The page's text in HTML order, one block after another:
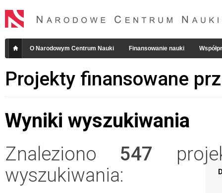
O Narodowym Centrum Nauki Finansowanie nauki
Projekty finansowane
Wyniki wyszukiwania
Znaleziono 547
wyszukiwania: